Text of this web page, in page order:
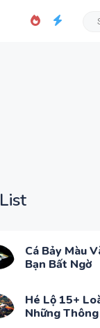
List
Cá Bảy Màu
Bạn Bất Ngờ
Hé Lộ 15+
Những